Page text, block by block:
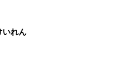
いれん